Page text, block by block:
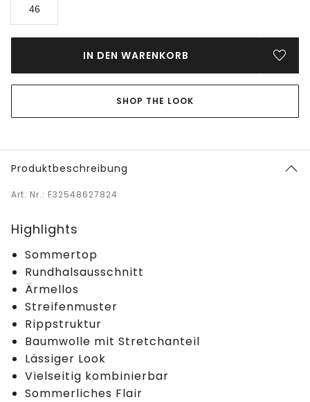
46
IN DEN WARENKORB
SHOP THE LOOK
Produktbeschreibung
Art. Nr.: F32548627824
Highlights
Sommertop
Rundhalsausschnitt
Ärmellos
Streifenmuster
Rippstruktur
Baumwolle mit Stretchanteil
Lässiger Look
Vielseitig kombinierbar
Sommerliches Flair